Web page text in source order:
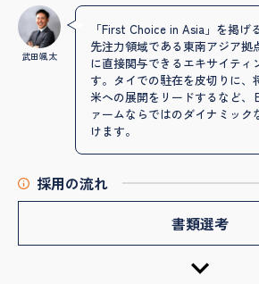
武田颯太
「First Choice in Asia」を掲げ
先注力領域である東南アジア拠
に直接関与できるエキサイティ
す。タイでの駐在を皮切りに、
米への展開をリードするなど、
ァームならではのダイナミック
けます。
採用の流れ
書類選考